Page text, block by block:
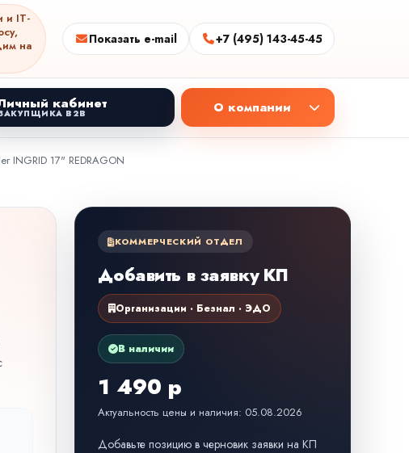
и IT-
на
Показать e-mail +7 (495) 143-45-45
кабинет
B2B О компании
INGRID 17" REDRAGON
КОММЕРЧЕСКИЙ ОТДЕЛ
Добавить в заявку КП
Организации · Безнал · ЭДО
В наличии
1 490 р
Актуальность цены и наличия: 05.08.2026
Добавьте позицию в черновик заявки на КП